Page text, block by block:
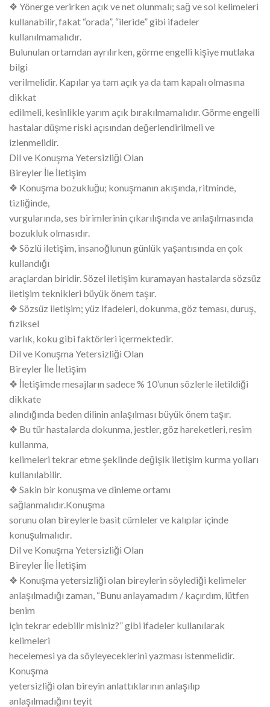
❖ Yönerge verirken açık ve net olunmalı; sağ ve sol kelimeleri
kullanabilir, fakat “orada”, “ileride” gibi ifadeler
kullanılmamalıdır.
Bulunulan ortamdan ayrılırken, görme engelli kişiye mutlaka
bilgi
verilmelidir. Kapılar ya tam açık ya da tam kapalı olmasına
dikkat
edilmeli, kesinlikle yarım açık bırakılmamalıdır. Görme engelli
hastalar düşme riski açısından değerlendirilmeli ve
izlenmelidir.
Dil ve Konuşma Yetersizliği Olan
Bireyler İle İletişim
❖ Konuşma bozukluğu; konuşmanın akışında, ritminde,
tizliğinde,
vurgularında, ses birimlerinin çıkarılışında ve anlaşılmasında
bozukluk olmasıdır.
❖ Sözlü iletişim, insanoğlunun günlük yaşantısında en çok
kullandığı
araçlardan biridir. Sözel iletişim kuramayan hastalarda sözsüz
iletişim teknikleri büyük önem taşır.
❖ Sözsüz iletişim; yüz ifadeleri, dokunma, göz teması, duruş,
fiziksel
varlık, koku gibi faktörleri içermektedir.
Dil ve Konuşma Yetersizliği Olan
Bireyler İle İletişim
❖ İletişimde mesajların sadece % 10’unun sözlerle iletildiği
dikkate
alındığında beden dilinin anlaşılması büyük önem taşır.
❖ Bu tür hastalarda dokunma, jestler, göz hareketleri, resim
kullanma,
kelimeleri tekrar etme şeklinde değişik iletişim kurma yolları
kullanılabilir.
❖ Sakin bir konuşma ve dinleme ortamı
sağlanmalıdır.Konuşma
sorunu olan bireylerle basit cümleler ve kalıplar içinde
konuşulmalıdır.
Dil ve Konuşma Yetersizliği Olan
Bireyler İle İletişim
❖ Konuşma yetersizliği olan bireylerin söylediği kelimeler
anlaşılmadığı zaman, “Bunu anlayamadım / kaçırdım, lütfen
benim
için tekrar edebilir misiniz?” gibi ifadeler kullanılarak
kelimeleri
hecelemesi ya da söyleyeceklerini yazması istenmelidir.
Konuşma
yetersizliği olan bireyin anlattıklarının anlaşılıp
anlaşılmadığını teyit